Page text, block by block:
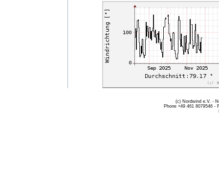
(c) Nordwind e.V. -
Phone +49 461 8079546 -